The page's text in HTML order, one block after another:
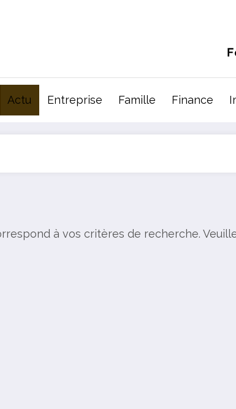
Actu Entreprise Famille Finance
à vos critères de recherche.